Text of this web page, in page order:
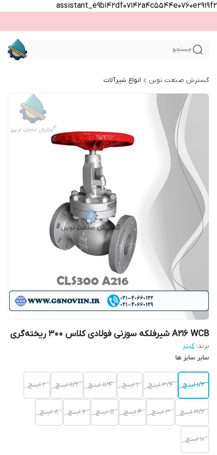
assistant_e9b142df07142a4c5544e0760e2919f2
جستجو
گسترش صنعت نوین انواع شیرآلات
A216 WCB شیرفلکه سوزنی فولادی کلاس 300 ریخته‌گری
برند: کیتز
سایر سایز ها
۱/۲ اینچ ۳/۴ اینچ ۱ اینچ ۱۱/۴ اینچ ۱۱/۲ اینچ ۲ اینچ
۲۱/۲ اینچ ۳ اینچ ۴ اینچ ۵ اینچ ۶ اینچ ۸ اینچ
۱۰ اینچ